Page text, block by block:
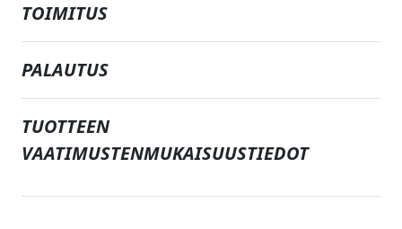
TOIMITUS
PALAUTUS
TUOTTEEN
VAATIMUSTENMUKAISUUSTIEDOT